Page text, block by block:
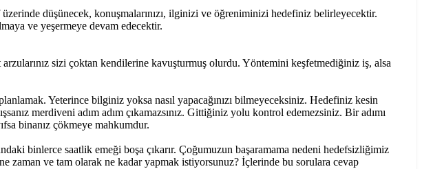
düşünecek, konuşmalarınızı, ilginizi ve öğreniminizi hedefiniz belirleyecektir.
ve yeşermeye devam edecektir.
sizi çoktan kendilerine kavuşturmuş olurdu. Yöntemini keşfetmediğiniz iş, alsa
Yeterince bilginiz yoksa nasıl yapacağınızı bilmeyeceksiniz. Hedefiniz kesin
merdiveni adım adım çıkamazsınız. Gittiğiniz yolu kontrol edemezsiniz. Bir adımı
binanız çökmeye mahkumdur.
binlerce saatlik emeği boşa çıkarır. Çoğumuzun başaramama nedeni hedefsizliğimiz
zaman ve tam olarak ne kadar yapmak istiyorsunuz? İçlerinde bu sorulara cevap